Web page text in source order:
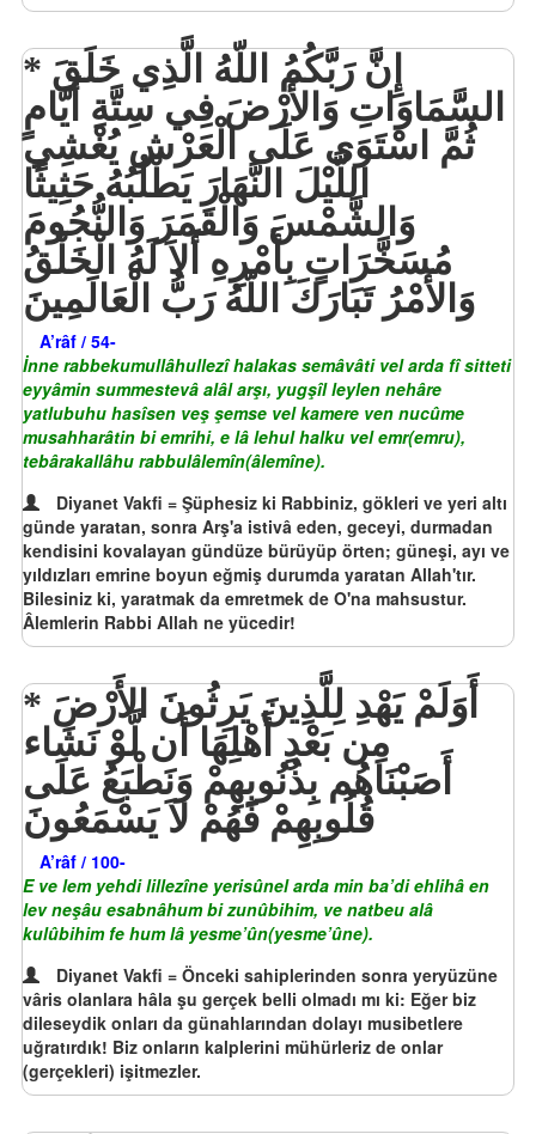
السَّمَاوَاتِ وَالأَرْضَ فِي سِتَّةِ أَيَّامٍ
ثُمَّ اسْتَوَى عَلَى الْعَرْشِ يُغْشِي
اللَّيْلَ النَّهَارَ يَطْلُبُهُ حَثِيثًا
وَالشَّمْسَ وَالْقَمَرَ وَالنُّجُومَ
مُسَخَّرَاتٍ بِأَمْرِهِ أَلاَ لَهُ الْخَلْقُ
وَالأَمْرُ تَبَارَكَ اللّهُ رَبُّ الْعَالَمِينَ
A’râf / 54-
İnne rabbekumullâhullezî halakas semâvâti vel arda fî sitteti
eyyâmin summestevâ alâl arşı, yugşîl leylen nehâre
yatlubuhu hasîsen veş şemse vel kamere ven nucûme
musahharâtin bi emrihi, e lâ lehul halku vel emr(emru),
tebârakallâhu rabbulâlemîn(âlemîne).
Diyanet Vakfi = Şüphesiz ki Rabbiniz, gökleri ve yeri altı
günde yaratan, sonra Arş'a istivâ eden, geceyi, durmadan
kendisini kovalayan gündüze bürüyüp örten; güneşi, ayı ve
yıldızları emrine boyun eğmiş durumda yaratan Allah'tır.
Bilesiniz ki, yaratmak da emretmek de O'na mahsustur.
Âlemlerin Rabbi Allah ne yücedir!
مِن بَعْدِ أَهْلِهَا أَن لَّوْ نَشَاء
أَصَبْنَاهُم بِذُنُوبِهِمْ وَنَطْبَعُ عَلَى
قُلُوبِهِمْ فَهُمْ لاَ يَسْمَعُونَ
A’râf / 100-
E ve lem yehdi lillezîne yerisûnel arda min ba’di ehlihâ en
lev neşâu esabnâhum bi zunûbihim, ve natbeu alâ
kulûbihim fe hum lâ yesme’ûn(yesme’ûne).
Diyanet Vakfi = Önceki sahiplerinden sonra yeryüzüne
vâris olanlara hâla şu gerçek belli olmadı mı ki: Eğer biz
dileseydik onları da günahlarından dolayı musibetlere
uğratırdık! Biz onların kalplerini mühürleriz de onlar
(gerçekleri) işitmezler.